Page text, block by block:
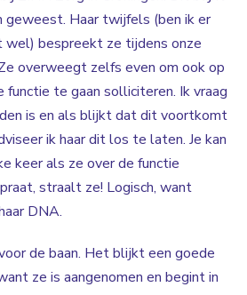
geweest. Haar twijfels (ben ik er
wel) bespreekt ze tijdens onze
overweegt zelfs even om ook op
functie te gaan solliciteren. Ik vraag
is en als blijkt dat dit voortkomt
ik haar dit los te laten. Je kan
keer als ze over de functie
straalt ze! Logisch, want
DNA.
de baan. Het blijkt een goede
ze is aangenomen en begint in